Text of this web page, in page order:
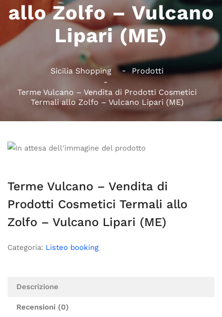
allo Zolfo – Vulcano
Lipari (ME)
Sicilia Shopping Prodotti
Terme Vulcano – Vendita di Prodotti Cosmetici
Termali allo Zolfo – Vulcano Lipari (ME)
Terme Vulcano – Vendita di
Prodotti Cosmetici Termali allo
Zolfo – Vulcano Lipari (ME)
Categoria: Listeo booking
Descrizione
Recensioni (0)